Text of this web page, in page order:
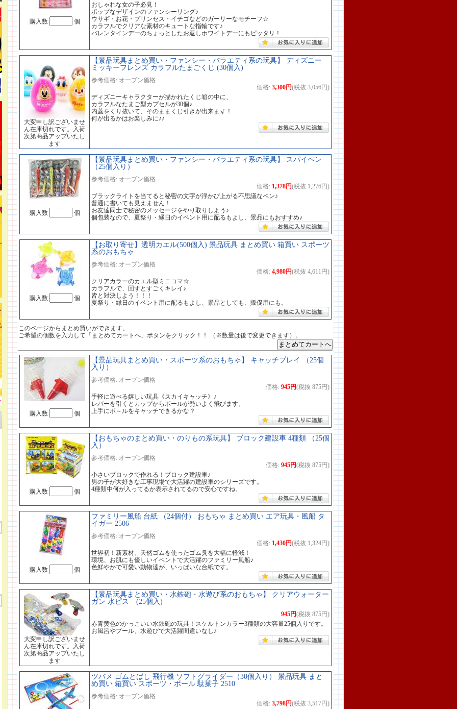
購入数 個
おしゃれな女の子必見！
ポップなデザインのファンシーリング♪
ウサギ・お花・プリンセス・イチゴなどのガーリーなモチーフ☆
カラフルでクリアな素材のキュートな指輪です♪
バレンタインデーのちょっとしたお返しホワイトデーにもピッタリ！
大変申し訳ございませ
ん在庫切れです。入荷
次第商品アップいたし
ます
【景品玩具まとめ買い・ファンシー・バラエティ系の玩具】 ディズニー
ミッキーフレンズ カラフルたまごくじ (30個入)
参考価格: オープン価格
価格: 3,300円(税抜 3,056円)
ディズニーキャラクターが描かれたくじ箱の中に、
カラフルなたまご型カプセルが30個♪
内蓋をくり抜いて、そのままくじ引きが出来ます！
何が出るかはお楽しみに♪♪
購入数 個
【景品玩具まとめ買い・ファンシー・バラエティ系の玩具】 スパイペン
（25個入り）
参考価格: オープン価格
価格: 1,378円(税抜 1,276円)
ブラックライトを当てると秘密の文字が浮かび上がる不思議なペン♪
普通に書いても見えません！
お友達同士で秘密のメッセージをやり取りしよう♪
個包装なので、夏祭り・縁日のイベント用に配るもよし、景品にもおすすめ♪
購入数 個
【お取り寄せ】透明カエル(500個入) 景品玩具 まとめ買い 箱買い スポーツ
系のおもちゃ
参考価格: オープン価格
価格: 4,980円(税抜 4,611円)
クリアカラーのカエル型ミニコマ☆
カラフルで、回すとすごくキレイ♪
皆と対決しよう！！！
夏祭り・縁日のイベント用に配るもよし、景品としても、販促用にも。
このページからまとめ買いができます。
ご希望の個数を入力して「まとめてカートへ」ボタンをクリック！！ （※数量は後で変更できます）。
購入数 個
【景品玩具まとめ買い・スポーツ系のおもちゃ】 キャッチプレイ （25個
入り）
参考価格: オープン価格
価格: 945円(税抜 875円)
手軽に遊べる嬉しい玩具《スカイキャッチ》♪
レバーを引くとカップからボールが勢いよく飛びます。
上手にボ～ルをキャッチできるかな？
購入数 個
【おもちゃのまとめ買い・のりもの系玩具】 ブロック建設車 4種類 （25個
入）
参考価格: オープン価格
価格: 945円(税抜 875円)
小さいブロックで作れる！ブロック建設車♪
男の子が大好きな工事現場で大活躍の建設車のシリーズです。
4種類中何が入ってるか表示されてるので安心ですね。
購入数 個
ファミリー風船 台紙 （24個付） おもちゃ まとめ買い エア玩具・風船 タ
イガー 2506
参考価格: オープン価格
価格: 1,430円(税抜 1,324円)
世界初！新素材、天然ゴムを使ったゴム臭を大幅に軽減！
環境、お肌にも優しいイベントで大活躍のファミリー風船♪
色鮮やかで可愛い動物達が、いっぱいな台紙です。
大変申し訳ございませ
ん在庫切れです。入荷
次第商品アップいたし
ます
【景品玩具まとめ買い・水鉄砲・水遊び系のおもちゃ】 クリアウォーター
ガン 水ピス (25個入)
945円(税抜 875円)
赤青黄色のかっこいい水鉄砲の玩具！スケルトンカラー3種類の大容量25個入りです。
お風呂やプール、水遊びで大活躍間違いなし♪
ツバメ ゴムとばし 飛行機 ソフトグライダー（30個入り） 景品玩具 まと
め買い 箱買い スポーツ・ボール 駄菓子 2510
参考価格: オープン価格
価格: 3,798円(税抜 3,517円)